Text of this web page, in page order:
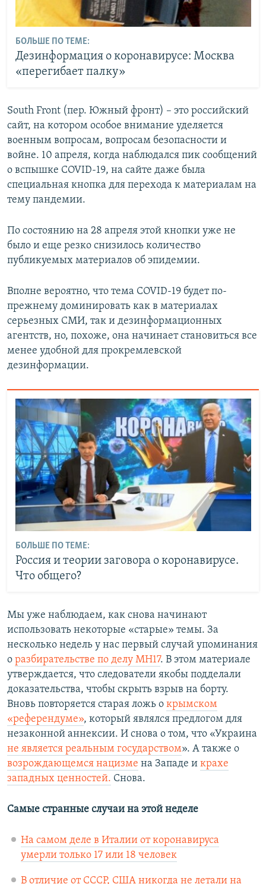
БОЛЬШЕ ПО ТЕМЕ:
Дезинформация о коронавирусе: Москва
«перегибает палку»
South Front (пер. Южный фронт) – это российский
сайт, на котором особое внимание уделяется
военным вопросам, вопросам безопасности и
войне. 10 апреля, когда наблюдался пик сообщений
о вспышке COVID-19, на сайте даже была
специальная кнопка для перехода к материалам на
тему пандемии.
По состоянию на 28 апреля этой кнопки уже не
было и еще резко снизилось количество
публикуемых материалов об эпидемии.
Вполне вероятно, что тема COVID-19 будет по-
прежнему доминировать как в материалах
серьезных СМИ, так и дезинформационных
агентств, но, похоже, она начинает становиться все
менее удобной для прокремлевской
дезинформации.
БОЛЬШЕ ПО ТЕМЕ:
Россия и теории заговора о коронавирусе.
Что общего?
Мы уже наблюдаем, как снова начинают
использовать некоторые «старые» темы. За
несколько недель у нас первый случай упоминания
о разбирательстве по делу MH17. В этом материале
утверждается, что следователи якобы подделали
доказательства, чтобы скрыть взрыв на борту.
Вновь повторяется старая ложь о крымском
«референдуме», который являлся предлогом для
незаконной аннексии. И снова о том, что «Украина
не является реальным государством». А также о
возрождающемся нацизме на Западе и крахе
западных ценностей. Снова.
Самые странные случаи на этой неделе
На самом деле в Италии от коронавируса
умерли только 17 или 18 человек
В отличие от СССР, США никогда не летали на